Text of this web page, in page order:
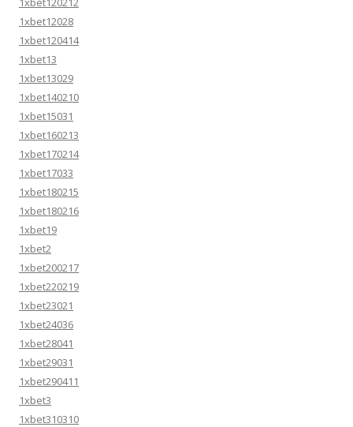
1xbet12028
1xbet120414
1xbet13
1xbet13029
1xbet140210
1xbet15031
1xbet160213
1xbet170214
1xbet17033
1xbet180215
1xbet180216
1xbet19
1xbet2
1xbet200217
1xbet220219
1xbet23021
1xbet24036
1xbet28041
1xbet29031
1xbet290411
1xbet3
1xbet310310